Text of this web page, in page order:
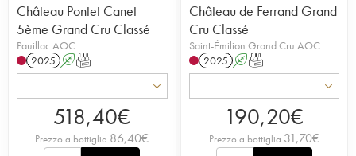
Château Pontet Canet
5ème Grand Cru Classé
Pauillac AOC
2025 AT
518,40€
Prezzo a bottiglia 86,40€
Château de Ferrand Grand
Cru Classé
Saint-Émilion Grand Cru AOC
2025 AT
190,20€
Prezzo a bottiglia 31,70€